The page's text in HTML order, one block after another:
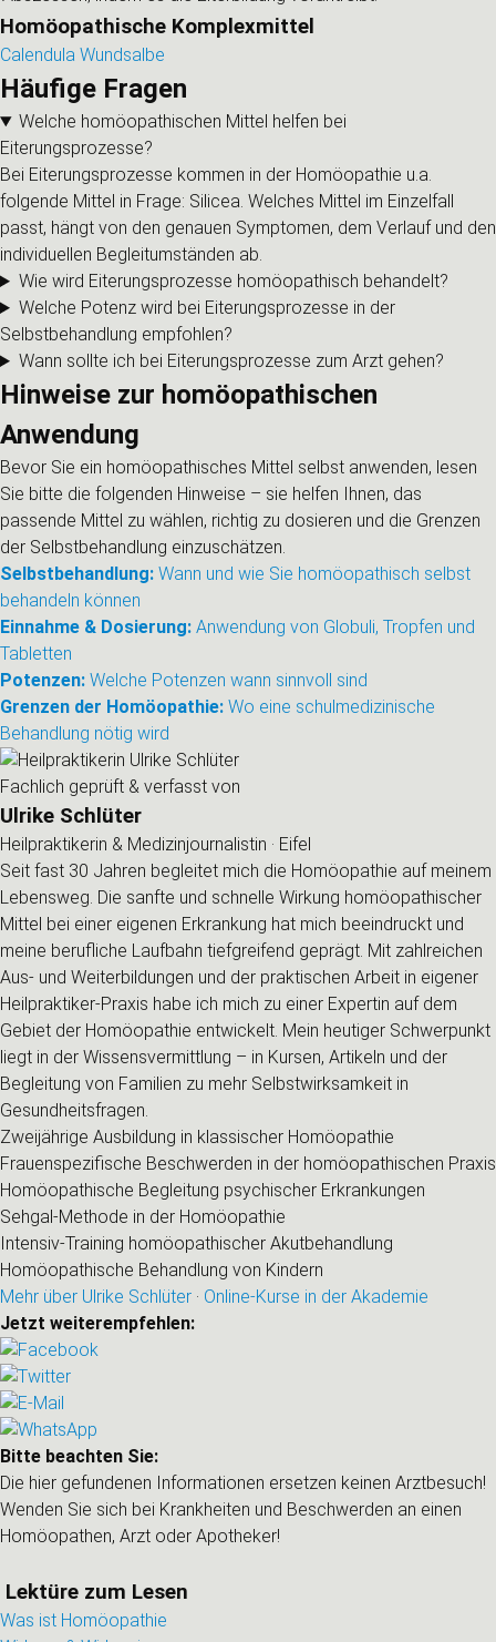
Homöopathische Komplexmittel
Calendula Wundsalbe
Häufige Fragen
Welche homöopathischen Mittel helfen bei
Eiterungsprozesse?
Bei Eiterungsprozesse kommen in der Homöopathie u.a.
folgende Mittel in Frage: Silicea. Welches Mittel im Einzelfall
passt, hängt von den genauen Symptomen, dem Verlauf und den
individuellen Begleitumständen ab.
Wie wird Eiterungsprozesse homöopathisch behandelt?
Welche Potenz wird bei Eiterungsprozesse in der
Selbstbehandlung empfohlen?
Wann sollte ich bei Eiterungsprozesse zum Arzt gehen?
Hinweise zur homöopathischen
Anwendung
Bevor Sie ein homöopathisches Mittel selbst anwenden, lesen
Sie bitte die folgenden Hinweise – sie helfen Ihnen, das
passende Mittel zu wählen, richtig zu dosieren und die Grenzen
der Selbstbehandlung einzuschätzen.
Selbstbehandlung: Wann und wie Sie homöopathisch selbst
behandeln können
Einnahme & Dosierung: Anwendung von Globuli, Tropfen und
Tabletten
Potenzen: Welche Potenzen wann sinnvoll sind
Grenzen der Homöopathie: Wo eine schulmedizinische
Behandlung nötig wird
Fachlich geprüft & verfasst von
Ulrike Schlüter
Heilpraktikerin & Medizinjournalistin · Eifel
Seit fast 30 Jahren begleitet mich die Homöopathie auf meinem
Lebensweg. Die sanfte und schnelle Wirkung homöopathischer
Mittel bei einer eigenen Erkrankung hat mich beeindruckt und
meine berufliche Laufbahn tiefgreifend geprägt. Mit zahlreichen
Aus- und Weiterbildungen und der praktischen Arbeit in eigener
Heilpraktiker-Praxis habe ich mich zu einer Expertin auf dem
Gebiet der Homöopathie entwickelt. Mein heutiger Schwerpunkt
liegt in der Wissensvermittlung – in Kursen, Artikeln und der
Begleitung von Familien zu mehr Selbstwirksamkeit in
Gesundheitsfragen.
Zweijährige Ausbildung in klassischer Homöopathie
Frauenspezifische Beschwerden in der homöopathischen Praxis
Homöopathische Begleitung psychischer Erkrankungen
Sehgal-Methode in der Homöopathie
Intensiv-Training homöopathischer Akutbehandlung
Homöopathische Behandlung von Kindern
Mehr über Ulrike Schlüter · Online-Kurse in der Akademie
Jetzt weiterempfehlen:
Bitte beachten Sie:
Die hier gefundenen Informationen ersetzen keinen Arztbesuch!
Wenden Sie sich bei Krankheiten und Beschwerden an einen
Homöopathen, Arzt oder Apotheker!
Lektüre zum Lesen
Was ist Homöopathie